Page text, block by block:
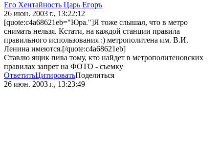
Его Хентайность Царь Егоръ
26 июн. 2003 г., 13:22:12
[quote:c4a68621eb="Юра."]Я тоже слышал, что в метро
снимать нельзя. Кстати, на каждой станции правила
правильного использования :) метрополитена им. В.И.
Ленина имеются.[/quote:c4a68621eb]
Ставлю ящик пива тому, кто найдет в метрополитеновских
правилах запрет на ФОТО - съемку
ОтветитьЦитироватьПоделиться
26 июн. 2003 г., 13:23:49